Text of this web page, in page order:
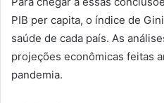
PIB per capita, o índice de
saúde de cada país. As
projeções econômicas feitas
pandemia.